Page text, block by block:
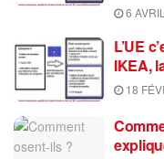
6
L’UE
IKEA,
18